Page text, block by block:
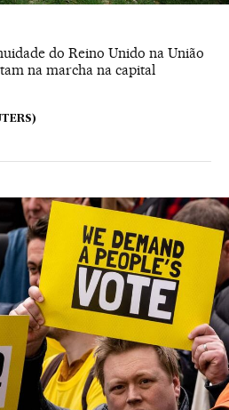
do Reino Unido na União
na marcha na capital